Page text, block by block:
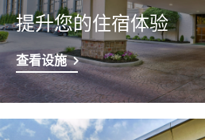
提升您的住宿体验
查看设施